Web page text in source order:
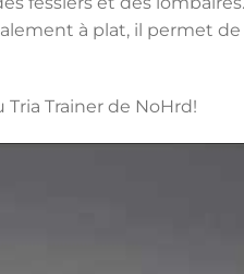
à plat, il permet de
Trainer de NoHrd!